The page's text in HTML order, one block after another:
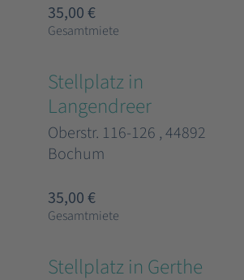
35,00 €
Gesamtmiete
Stellplatz in
Langendreer
Oberstr. 116-126 , 44892
Bochum
35,00 €
Gesamtmiete
Stellplatz in Gerthe